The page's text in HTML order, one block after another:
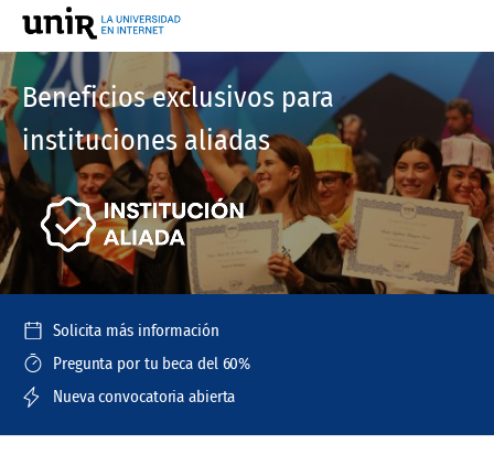
Beneficios exclusivos para
instituciones aliadas
Solicita más información
Pregunta por tu beca del 60%
Nueva convocatoria abierta